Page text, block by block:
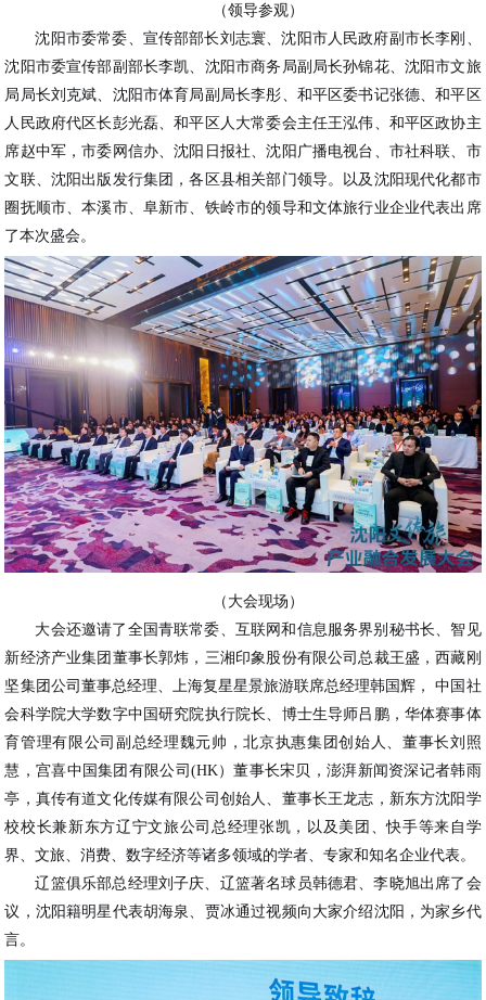
（领导参观）
沈阳市委常委、宣传部部长刘志寰、沈阳市人民政府副市长李刚、
沈阳市委宣传部副部长李凯、沈阳市商务局副局长孙锦花、沈阳市文旅
局局长刘克斌、沈阳市体育局副局长李彤、和平区委书记张德、和平区
人民政府代区长彭光磊、和平区人大常委会主任王泓伟、和平区政协主
席赵中军，市委网信办、沈阳日报社、沈阳广播电视台、市社科联、市
文联、沈阳出版发行集团，各区县相关部门领导。以及沈阳现代化都市
圈抚顺市、本溪市、阜新市、铁岭市的领导和文体旅行业企业代表出席
了本次盛会。
（大会现场）
大会还邀请了全国青联常委、互联网和信息服务界别秘书长、智见
新经济产业集团董事长郭炜，三湘印象股份有限公司总裁王盛，西藏刚
坚集团公司董事总经理、上海复星星景旅游联席总经理韩国辉， 中国社
会科学院大学数字中国研究院执行院长、博士生导师吕鹏，华体赛事体
育管理有限公司副总经理魏元帅，北京执惠集团创始人、董事长刘照
慧，宫喜中国集团有限公司(HK）董事长宋贝，澎湃新闻资深记者韩雨
亭，真传有道文化传媒有限公司创始人、董事长王龙志，新东方沈阳学
校校长兼新东方辽宁文旅公司总经理张凯，以及美团、快手等来自学
界、文旅、消费、数字经济等诸多领域的学者、专家和知名企业代表。
辽篮俱乐部总经理刘子庆、辽篮著名球员韩德君、李晓旭出席了会
议，沈阳籍明星代表胡海泉、贾冰通过视频向大家介绍沈阳，为家乡代
言。